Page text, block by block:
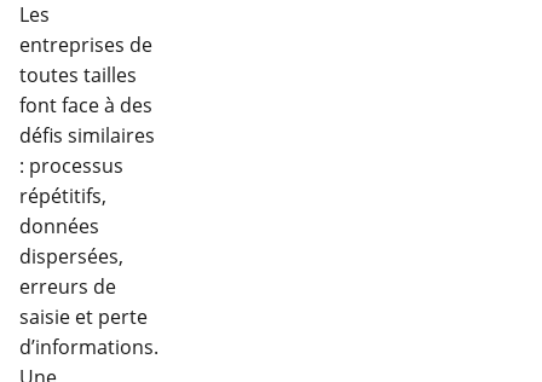
Les
entreprises de
toutes tailles
font face à des
défis similaires
: processus
répétitifs,
données
dispersées,
erreurs de
saisie et perte
d’informations.